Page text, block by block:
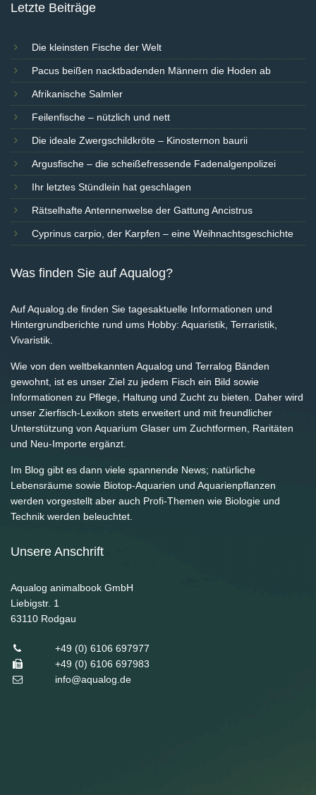
Letzte Beiträge
Die kleinsten Fische der Welt
Pacus beißen nacktbadenden Männern die Hoden ab
Afrikanische Salmler
Feilenfische – nützlich und nett
Die ideale Zwergschildkröte – Kinosternon baurii
Argusfische – die scheißefressende Fadenalgenpolizei
Ihr letztes Stündlein hat geschlagen
Rätselhafte Antennenwelse der Gattung Ancistrus
Cyprinus carpio, der Karpfen – eine Weihnachtsgeschichte
Was finden Sie auf Aqualog?
Auf Aqualog.de finden Sie tagesaktuelle Informationen und
Hintergrundberichte rund ums Hobby: Aquaristik, Terraristik,
Vivaristik.
Wie von den weltbekannten Aqualog und Terralog Bänden
gewohnt, ist es unser Ziel zu jedem Fisch ein Bild sowie
Informationen zu Pflege, Haltung und Zucht zu bieten. Daher wird
unser Zierfisch-Lexikon stets erweitert und mit freundlicher
Unterstützung von Aquarium Glaser um Zuchtformen, Raritäten
und Neu-Importe ergänzt.
Im Blog gibt es dann viele spannende News; natürliche
Lebensräume sowie Biotop-Aquarien und Aquarienpflanzen
werden vorgestellt aber auch Profi-Themen wie Biologie und
Technik werden beleuchtet.
Unsere Anschrift
Aqualog animalbook GmbH
Liebigstr. 1
63110 Rodgau
+49 (0) 6106 697977
+49 (0) 6106 697983
info@aqualog.de